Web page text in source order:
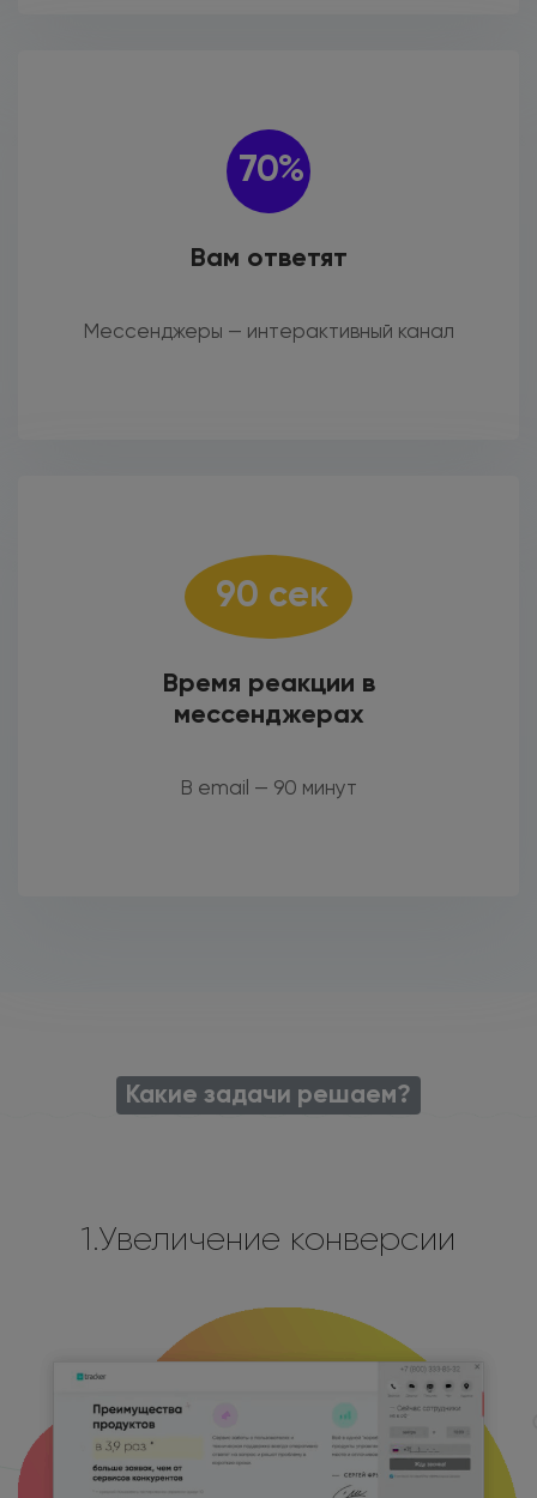
70%
Вам ответят
Мессенджеры — интерактивный канал
90 сек
Время реакции в
мессенджерах
В email — 90 минут
Какие задачи решаем?
1.Увеличение конверсии